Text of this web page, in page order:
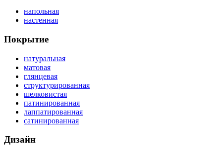
напольная
настенная
Покрытие
натуральная
матовая
глянцевая
структурированная
шелковистая
патинированная
лаппатированная
сатинированная
Дизайн